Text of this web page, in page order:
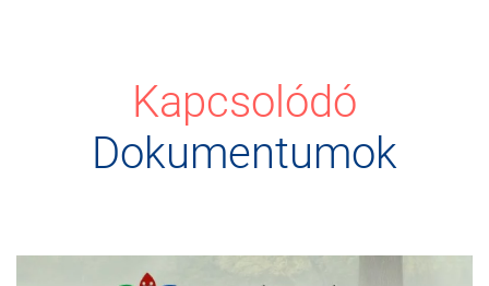
Kapcsolódó
Dokumentumok